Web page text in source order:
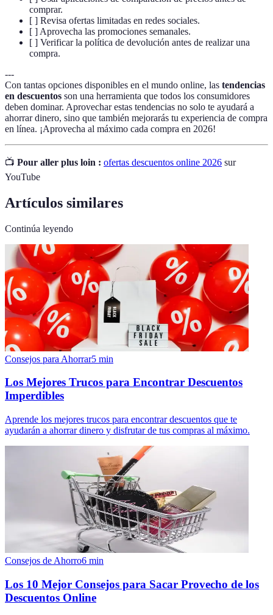
comprar.
[ ] Revisa ofertas limitadas en redes sociales.
[ ] Aprovecha las promociones semanales.
[ ] Verificar la política de devolución antes de realizar una
compra.
---
Con tantas opciones disponibles en el mundo online, las tendencias
en descuentos son una herramienta que todos los consumidores
deben dominar. Aprovechar estas tendencias no solo te ayudará a
ahorrar dinero, sino que también mejorarás tu experiencia de compra
en línea. ¡Aprovecha al máximo cada compra en 2026!
📺 Pour aller plus loin : ofertas descuentos online 2026 sur
YouTube
Artículos similares
Continúa leyendo
Consejos para Ahorrar5 min
Los Mejores Trucos para Encontrar Descuentos
Imperdibles
Aprende los mejores trucos para encontrar descuentos que te
ayudarán a ahorrar dinero y disfrutar de tus compras al máximo.
Consejos de Ahorro6 min
Los 10 Mejor Consejos para Sacar Provecho de los
Descuentos Online